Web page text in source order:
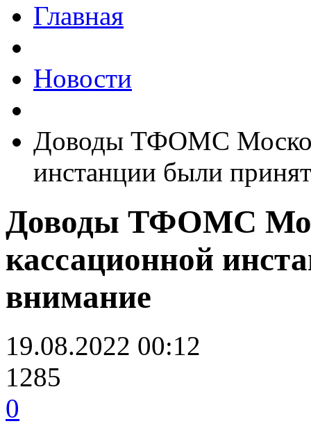
Главная
Новости
Доводы ТФОМС
инстанции были
Доводы ТФОМС
кассационной
внимание
19.08.2022 00:12
1285
0